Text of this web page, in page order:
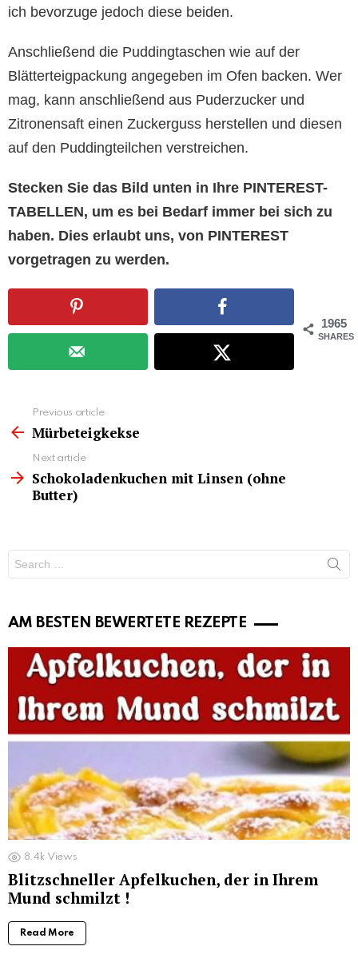
ich bevorzuge jedoch diese beiden.
Anschließend die Puddingtaschen wie auf der
Blätterteigpackung angegeben im Ofen backen. Wer
mag, kann anschließend aus Puderzucker und
Zitronensaft einen Zuckerguss herstellen und diesen
auf den Puddingteilchen verstreichen.
Stecken Sie das Bild unten in Ihre PINTEREST-
TABELLEN, um es bei Bedarf immer bei sich zu
haben. Dies erlaubt uns, von PINTEREST
vorgetragen zu werden.
1965
SHARES
more
Previous article
Mürbeteigkekse
Next article
Schokoladenkuchen mit Linsen (ohne
Butter)
for:
AM BESTEN BEWERTETE REZEPTE
8.4k Views
Blitzschneller Apfelkuchen, der in Ihrem
Mund schmilzt !
Read More